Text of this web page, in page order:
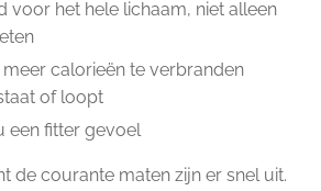
voor het hele lichaam, niet alleen
meer calorieën te verbranden
of loopt
een fitter gevoel
de courante maten zijn er snel uit.